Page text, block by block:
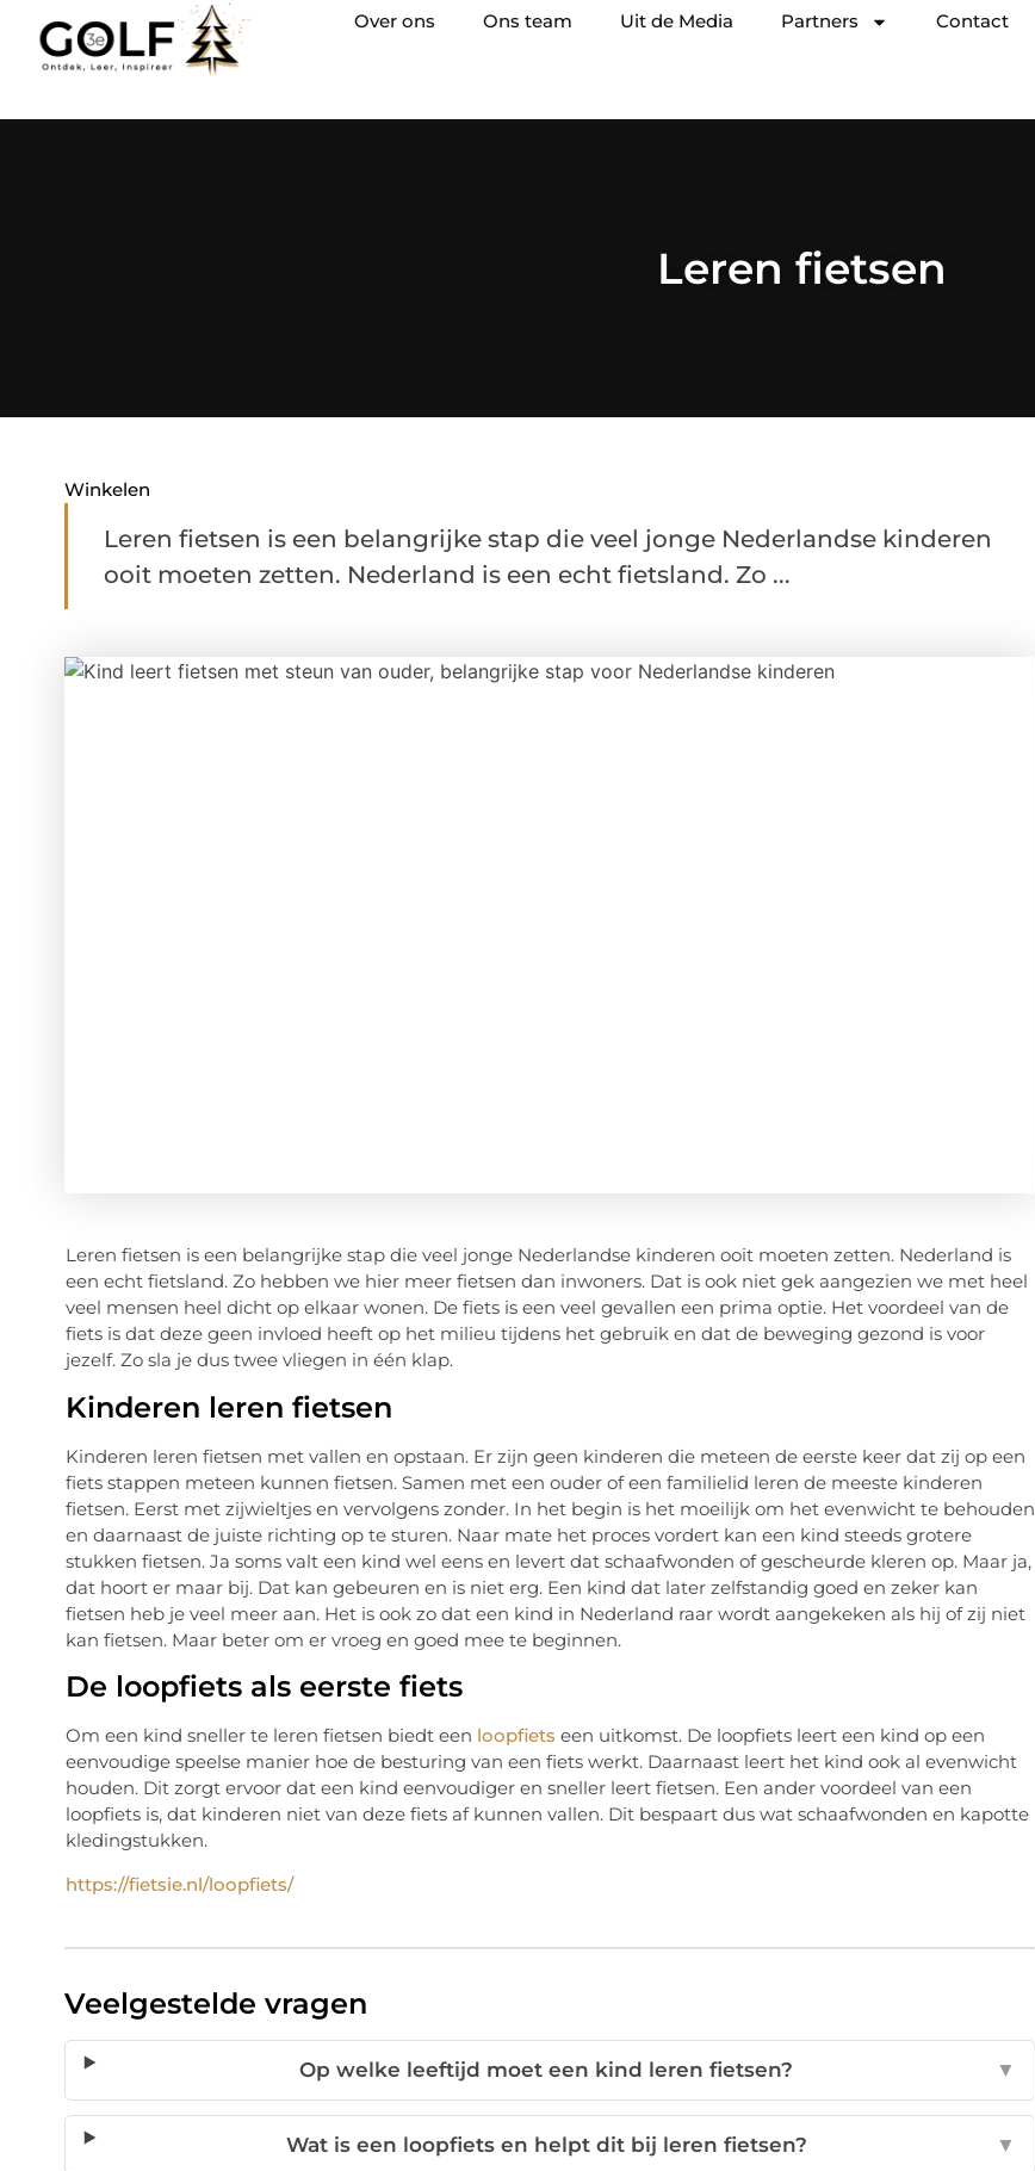
Over ons Ons team Uit de Media Partners Contact
Leren fietsen
Winkelen
Leren fietsen is een belangrijke stap die veel jonge Nederlandse kinderen
ooit moeten zetten. Nederland is een echt fietsland. Zo ...
Leren fietsen is een belangrijke stap die veel jonge Nederlandse kinderen ooit moeten zetten. Nederland is
een echt fietsland. Zo hebben we hier meer fietsen dan inwoners. Dat is ook niet gek aangezien we met heel
veel mensen heel dicht op elkaar wonen. De fiets is een veel gevallen een prima optie. Het voordeel van de
fiets is dat deze geen invloed heeft op het milieu tijdens het gebruik en dat de beweging gezond is voor
jezelf. Zo sla je dus twee vliegen in één klap.
Kinderen leren fietsen
Kinderen leren fietsen met vallen en opstaan. Er zijn geen kinderen die meteen de eerste keer dat zij op een
fiets stappen meteen kunnen fietsen. Samen met een ouder of een familielid leren de meeste kinderen
fietsen. Eerst met zijwieltjes en vervolgens zonder. In het begin is het moeilijk om het evenwicht te behouden
en daarnaast de juiste richting op te sturen. Naar mate het proces vordert kan een kind steeds grotere
stukken fietsen. Ja soms valt een kind wel eens en levert dat schaafwonden of gescheurde kleren op. Maar ja,
dat hoort er maar bij. Dat kan gebeuren en is niet erg. Een kind dat later zelfstandig goed en zeker kan
fietsen heb je veel meer aan. Het is ook zo dat een kind in Nederland raar wordt aangekeken als hij of zij niet
kan fietsen. Maar beter om er vroeg en goed mee te beginnen.
De loopfiets als eerste fiets
Om een kind sneller te leren fietsen biedt een loopfiets een uitkomst. De loopfiets leert een kind op een
eenvoudige speelse manier hoe de besturing van een fiets werkt. Daarnaast leert het kind ook al evenwicht
houden. Dit zorgt ervoor dat een kind eenvoudiger en sneller leert fietsen. Een ander voordeel van een
loopfiets is, dat kinderen niet van deze fiets af kunnen vallen. Dit bespaart dus wat schaafwonden en kapotte
kledingstukken.
https://fietsie.nl/loopfiets/
Veelgestelde vragen
Op welke leeftijd moet een kind leren fietsen? ▼
Wat is een loopfiets en helpt dit bij leren fietsen? ▼